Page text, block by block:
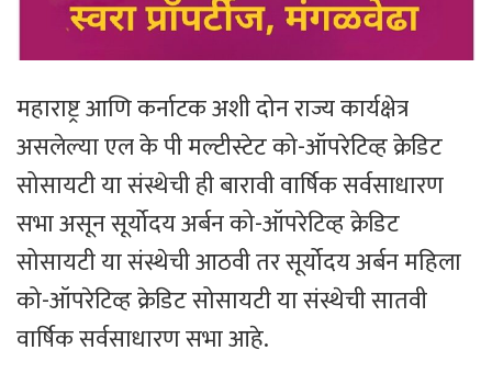
महाराष्ट्र आणि कर्नाटक अशी दोन राज्य कार्यक्षेत्र
असलेल्या एल के पी मल्टीस्टेट को-ऑपरेटिव्ह क्रेडिट
सोसायटी या संस्थेची ही बारावी वार्षिक सर्वसाधारण
सभा असून सूर्योदय अर्बन को-ऑपरेटिव्ह क्रेडिट
सोसायटी या संस्थेची आठवी तर सूर्योदय अर्बन महिला
को-ऑपरेटिव्ह क्रेडिट सोसायटी या संस्थेची सातवी
वार्षिक सर्वसाधारण सभा आहे.